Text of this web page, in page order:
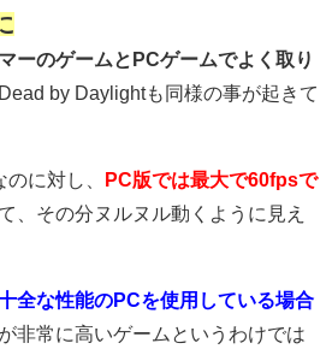
ーのゲームとPCゲームでよく取り
by Daylightも同様の事が起きて
のに対し、
PC版では最大で60fpsで
、その分ヌルヌル動くように見え
全な性能のPCを使用している場合
非常に高いゲームというわけでは